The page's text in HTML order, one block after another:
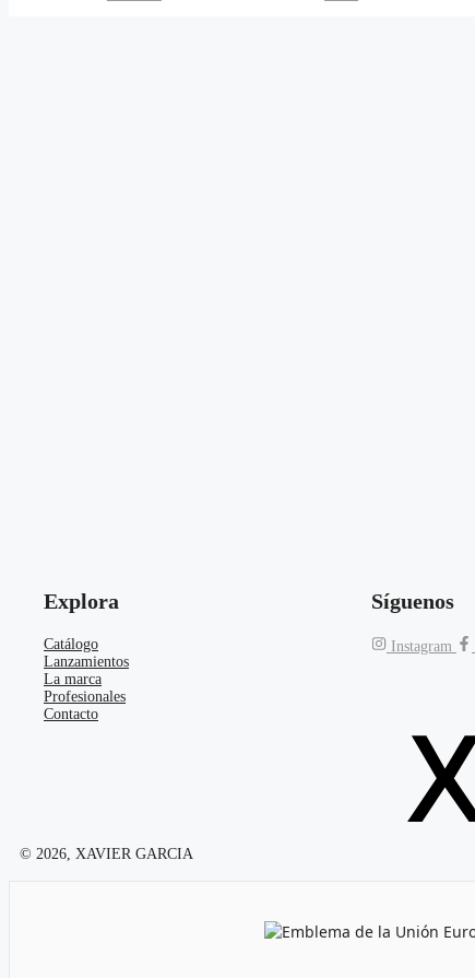
Explora
Catálogo
Lanzamientos
La marca
Profesionales
Contacto
Síguenos
Instagram
© 2026, XAVIER GARCIA